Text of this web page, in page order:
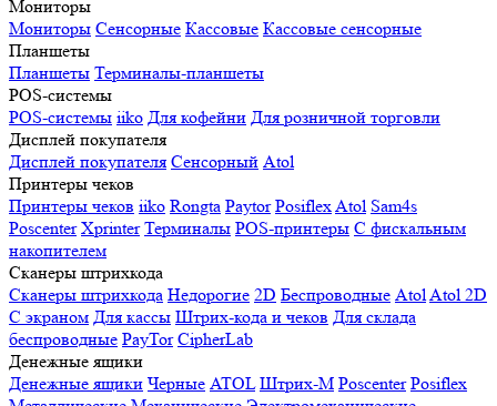
Мониторы
Мониторы Сенсорные Кассовые Кассовые сенсорные
Планшеты
Планшеты Терминалы-планшеты
POS-системы
POS-системы iiko Для кофейни Для розничной торговли
Дисплей покупателя
Дисплей покупателя Сенсорный Atol
Принтеры чеков
Принтеры чеков iiko Rongta Paytor PosiflexAtol Sam4s
Poscenter Xprinter Терминалы POS-принтеры С фискальным
накопителем
Сканеры штрихкода
Сканеры штрихкода Недорогие 2D Беспроводные AtolAtol 2D
С экраном Для кассы Штрих-кода и чеков Для склада
беспроводные PayTor CipherLab
Денежные ящики
Денежные ящики Черные ATOL Штрих-М Poscenter Posiflex